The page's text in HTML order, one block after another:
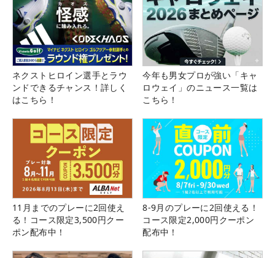
ネクストヒロイン選手とラウ
ンドできるチャンス！詳しく
はこちら！
今年も男女プロが強い「キャ
ロウェイ」のニュース一覧は
こちら！
11月までのプレーに2回使え
る！コース限定3,500円クー
ポン配布中！
8-9月のプレーに2回使える！
コース限定2,000円クーポン
配布中！